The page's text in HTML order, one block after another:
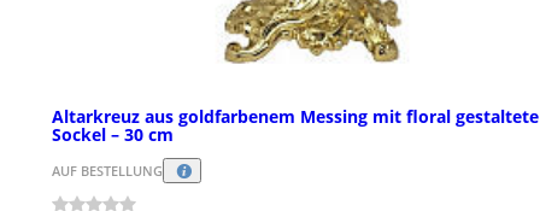
Altarkreuz aus goldfarbenem Messing mit floral
Sockel – 30 cm
AUF BESTELLUNG